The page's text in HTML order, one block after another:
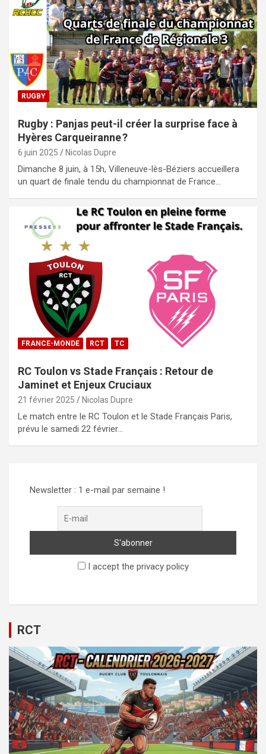
RUGBY
Rugby : Panjas peut-il créer la surprise face à
Hyères Carqueiranne ?
6 juin 2025 Nicolas Dupre
Dimanche 8 juin, à 15h, Villeneuve-lès-Béziers accueillera
un quart de finale tendu du championnat de France…
FRANCE-MONDE RCT TC
RC Toulon vs Stade Français : Retour de
Jaminet et Enjeux Cruciaux
21 février 2025 Nicolas Dupre
Le match entre le RC Toulon et le Stade Français Paris,
prévu le samedi 22 février…
Newsletter : 1 e-mail par semaine !
I accept the privacy policy
RCT